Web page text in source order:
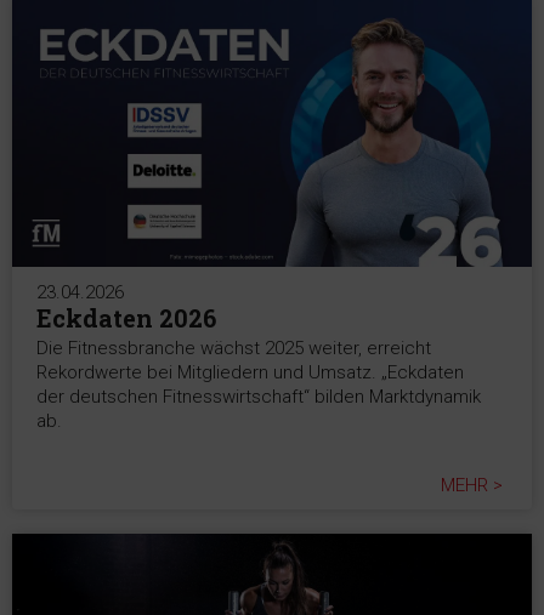
23.04.2026
Eckdaten 2026
Die Fitnessbranche wächst 2025 weiter, erreicht
Rekordwerte bei Mitgliedern und Umsatz. „Eckdaten
der deutschen Fitnesswirtschaft“ bilden Marktdynamik
ab.
MEHR >